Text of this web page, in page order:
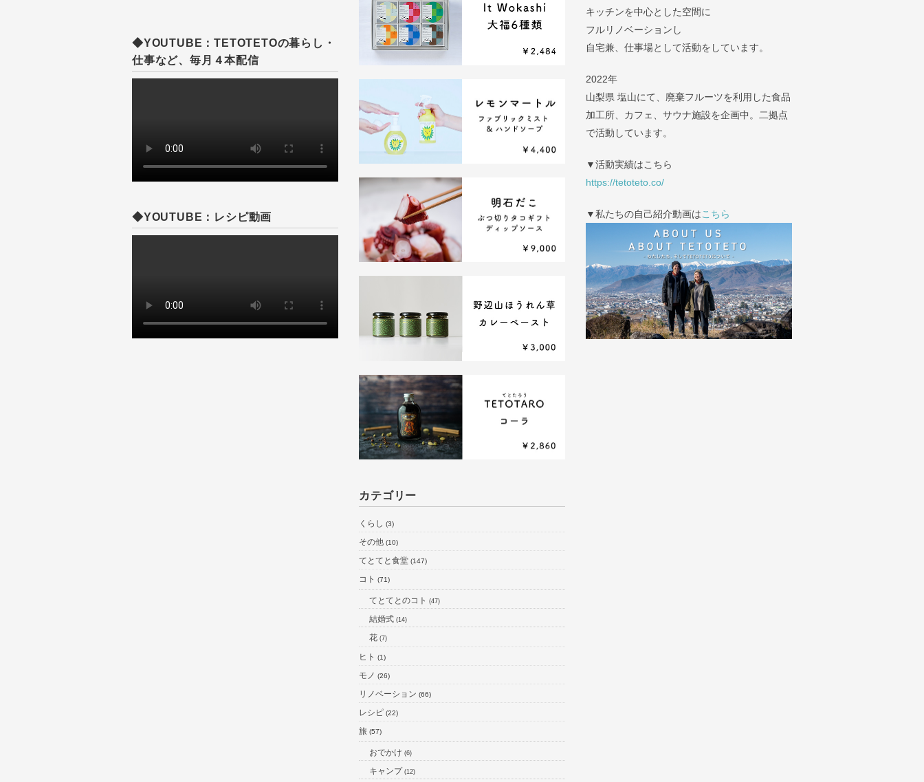
◆YOUTUBE：TETOTETOの暮らし・
仕事など、毎月４本配信
◆YOUTUBE：レシピ動画
カテゴリー
くらし (3)
その他 (10)
てとてと食堂 (147)
コト (71)
てとてとのコト (47)
結婚式 (14)
花 (7)
ヒト (1)
モノ (26)
リノベーション (66)
レシピ (22)
旅 (57)
おでかけ (6)
キャンプ (12)
キッチンを中心とした空間に
フルリノベーションし
自宅兼、仕事場として活動をしています。
2022年
山梨県 塩山にて、廃棄フルーツを利用した食品
加工所、カフェ、サウナ施設を企画中。二拠点
で活動しています。
▼活動実績はこちら
https://tetoteto.co/
▼私たちの自己紹介動画はこちら